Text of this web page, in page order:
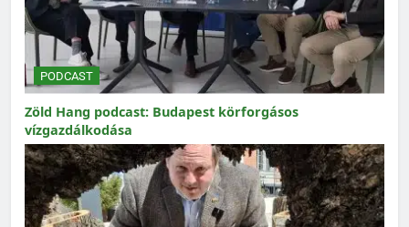
PODCAST
Zöld Hang podcast: Budapest körforgásos
vízgazdálkodása